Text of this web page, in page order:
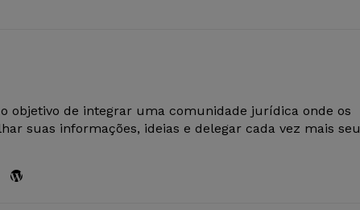
objetivo de integrar uma comunidade jurídica onde os
suas informações, ideias e delegar cada vez mais seu